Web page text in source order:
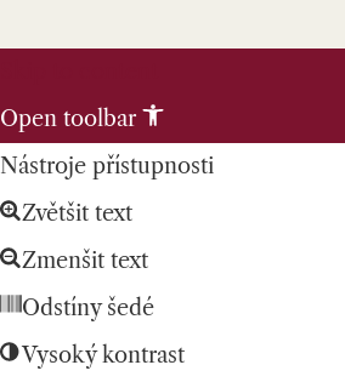
Open toolbar
Nástroje přístupnosti
Zvětšit text
Zmenšit text
Odstíny šedé
Vysoký kontrast